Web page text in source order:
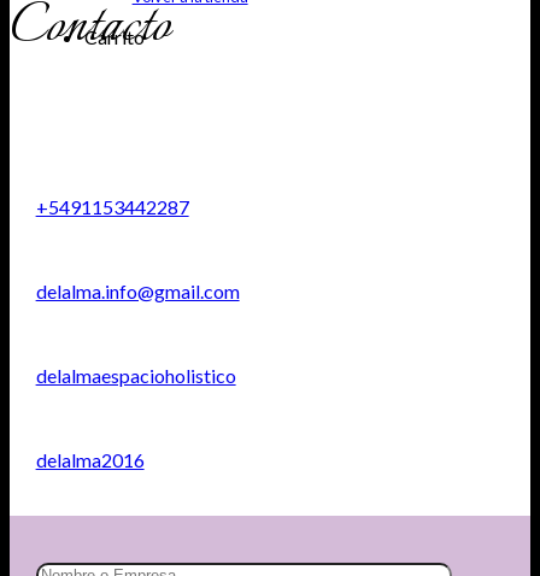
Carrito
Contacto
+5491153442287
delalma.info@gmail.com
delalmaespacioholistico
delalma2016